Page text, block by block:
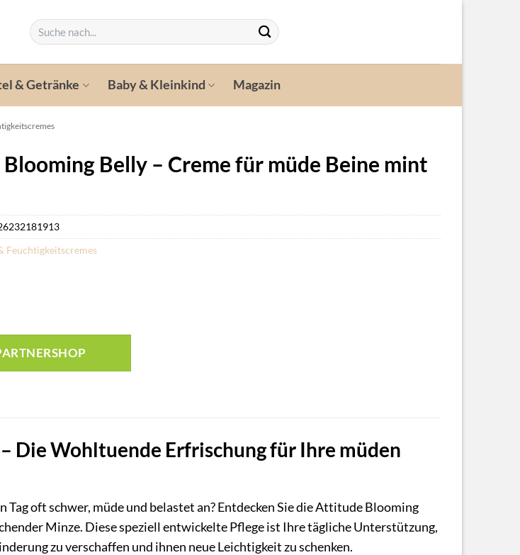
Suchen
nach:
& Getränke Baby & Kleinkind Magazin
Belly – Creme für müde Beine mint
Feuchtigkeitscremes
Die Wohltuende Erfrischung für Ihre müden
Tag oft schwer, müde und belastet an? Entdecken Sie die Attitude Blooming
Minze. Diese speziell entwickelte Pflege ist Ihre tägliche Unterstützung,
zu verschaffen und ihnen neue Leichtigkeit zu schenken.